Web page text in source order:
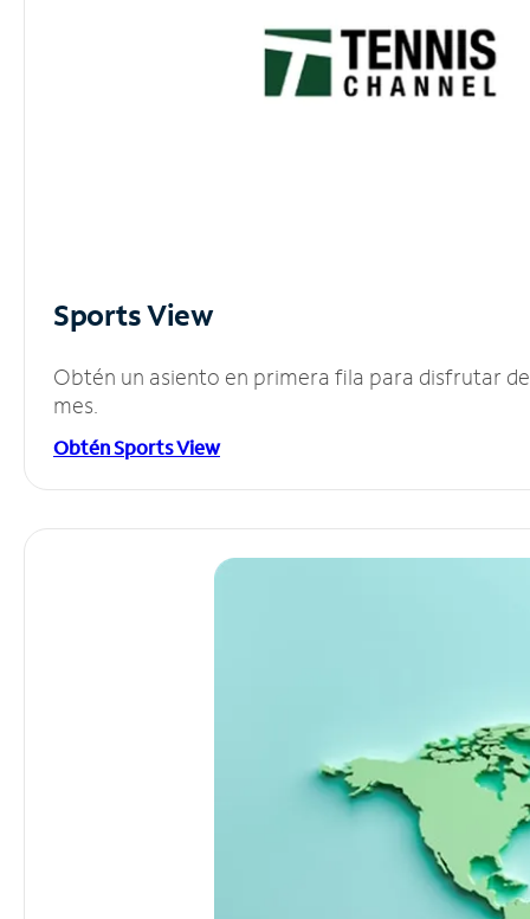
Sports View
Obtén un asiento en primera fila para disfrutar
mes.
Obtén Sports View